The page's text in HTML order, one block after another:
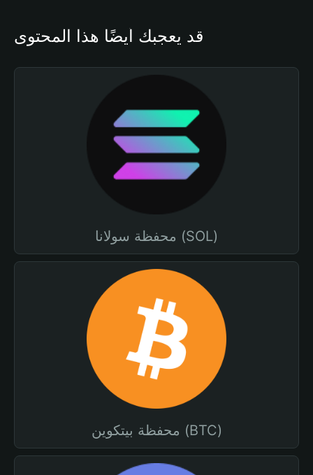
قد يعجبك أيضًا هذا المحتوى
محفظة سولانا (SOL)
محفظة بيتكوين (BTC)